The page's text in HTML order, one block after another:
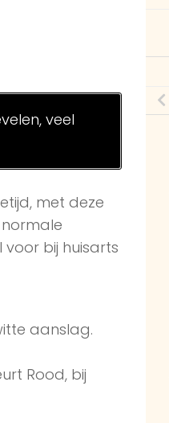
veel
met deze
bij huisarts
aanslag.
Rood, bij